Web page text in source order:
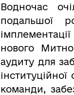
Водночас
подальшої
нового
аудиту для
команди,